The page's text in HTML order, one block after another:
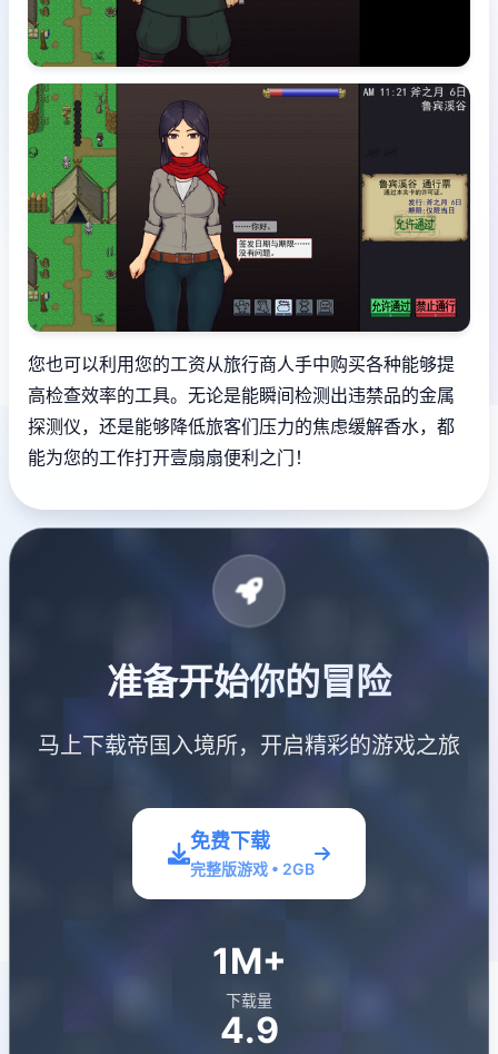
您也可以利用您的工资从旅行商人手中购买各种能够提
高检查效率的工具。无论是能瞬间检测出违禁品的金属
探测仪，还是能够降低旅客们压力的焦虑缓解香水，都
能为您的工作打开壹扇扇便利之门！
准备开始你的冒险
马上下载帝国入境所，开启精彩的游戏之旅
免费下载
完整版游戏 • 2GB
1M+
下载量
4.9